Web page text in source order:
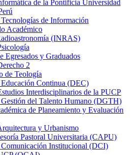
de la Pontificia Universidad
de Información
Académico
(INRAS)
Egresados y Graduados
2
de Teología
Continua (DEC)
Interdisciplinarios de la PUCP
del Talento Humano (DGTH)
de Planeamiento y Evaluación
y Urbanismo
Pastoral Universitaria (CAPU)
Institucional (DCI)